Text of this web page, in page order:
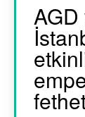
AGD